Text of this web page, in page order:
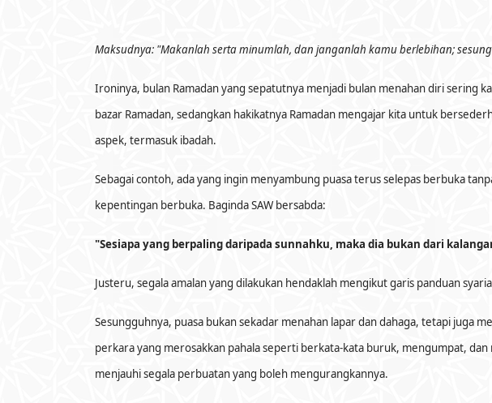
Maksudnya: "Makanlah serta minumlah, dan janganlah kamu berlebihan;
Ironinya, bulan Ramadan yang sepatutnya menjadi bulan menahan diri sering
bazar Ramadan, sedangkan hakikatnya Ramadan mengajar kita untuk
aspek, termasuk ibadah.
Sebagai contoh, ada yang ingin menyambung puasa terus selepas berbuka
kepentingan berbuka. Baginda SAW bersabda:
"Sesiapa yang berpaling daripada sunnahku, maka dia bukan dari
Justeru, segala amalan yang dilakukan hendaklah mengikut garis panduan
Sesungguhnya, puasa bukan sekadar menahan lapar dan dahaga, tetapi juga
perkara yang merosakkan pahala seperti berkata-kata buruk, mengumpat,
menjauhi segala perbuatan yang boleh mengurangkannya.